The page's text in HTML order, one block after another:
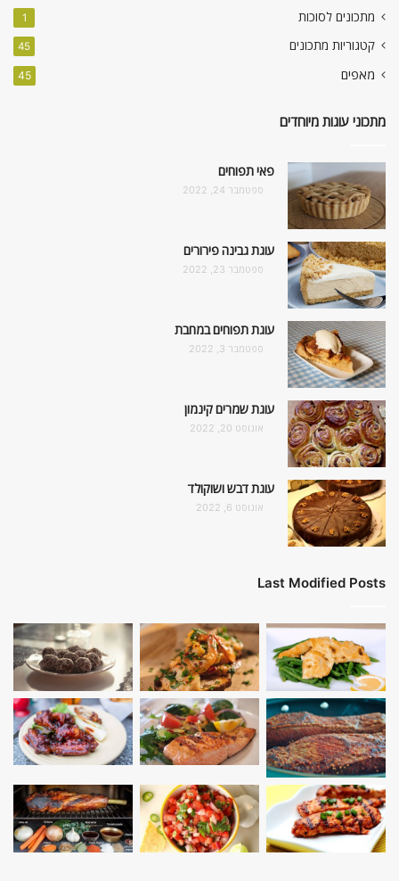
מתכונים לסוכות 1
קטגוריות מתכונים 45
מאפים 45
מתכוני עוגות מיוחדים
פאי תפוחים
ספטמבר 24, 2022
עוגת גבינה פירורים
ספטמבר 23, 2022
עוגת תפוחים במחבת
ספטמבר 3, 2022
עוגת שמרים קינמון
אוגוסט 20, 2022
עוגת דבש ושוקולד
אוגוסט 6, 2022
Last Modified Posts